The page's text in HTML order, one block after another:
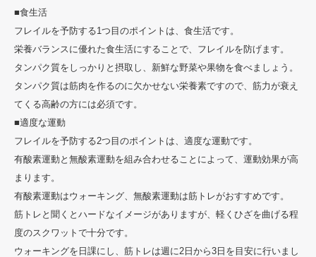
■食生活
フレイルを予防する1つ目のポイントは、食生活です。
栄養バランスに優れた食生活にすることで、フレイルを防げます。
タンパク質をしっかりと摂取し、新鮮な野菜や果物を食べましょう。
タンパク質は筋肉を作るのに欠かせない栄養素ですので、筋力が衰え
てくる高齢の方には必須です。
■適度な運動
フレイルを予防する2つ目のポイントは、適度な運動です。
有酸素運動と無酸素運動を組み合わせることによって、運動効果が高
まります。
有酸素運動はウォーキング、無酸素運動は筋トレがおすすめです。
筋トレと聞くとハードなイメージがありますが、軽くひざを曲げる程
度のスクワットで十分です。
ウォーキングを日課にし、筋トレは週に2日から3日を目安に行いまし